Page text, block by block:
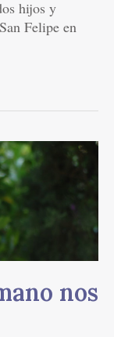
hijos y
Felipe en
nos